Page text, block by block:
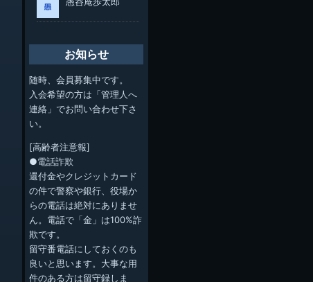
お知らせ
随時、会員募集中です。
入会希望の方は「管理人へ
連絡」でお問い合わせ下さ
い。
[高齢者注意報]
●電話詐欺
還付金やクレジットカード
の件で警察や銀行、役場か
らの電話は絶対にありませ
ん。電話で「金」は100%詐
欺です。
留守番電話にしておくのも
良いと思います。大事な用
件のある方は留守録しま